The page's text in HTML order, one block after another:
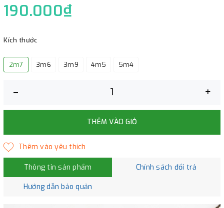
190.000₫
Kích thước
2m7 3m6 3m9 4m5 5m4
– +
THÊM VÀO GIỎ
Thông tin sản phẩm Chính sách đổi trả
Hướng dẫn bảo quản